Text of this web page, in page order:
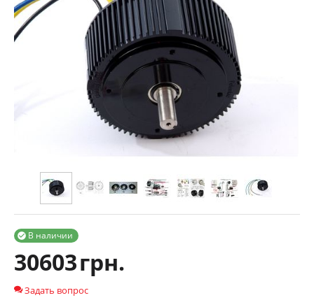
В наличии

30603грн.
Задать вопрос